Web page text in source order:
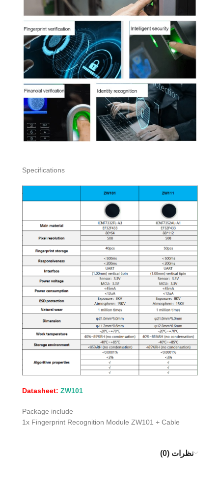
Specifications
Datasheet: ZW101
Package include
1x Fingerprint Recognition Module ZW101 + Cable
نظرات (0)